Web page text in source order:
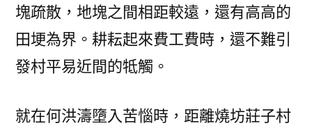
塊疏散，地塊之間相距較遠，還有高高的
田埂為界。耕耘起來費工費時，還不難引
發村平易近間的牴觸。
就在何洪濤墮入苦惱時，距離燒坊莊子村